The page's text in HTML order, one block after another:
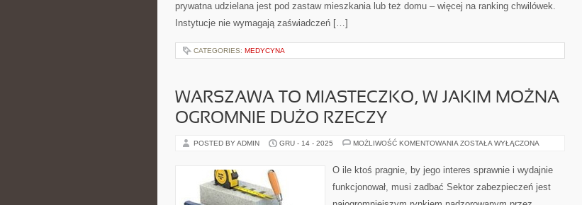
prywatna udzielana jest pod zastaw mieszkania lub też domu – więcej na ranking chwilówek.
Instytucje nie wymagają zaświadczeń […]
CATEGORIES: MEDYCYNA
WARSZAWA TO MIASTECZKO, W JAKIM MOŻNA
OGROMNIE DUŻO RZECZY
POSTED BY ADMIN GRU - 14 - 2025 MOŻLIWOŚĆ KOMENTOWANIA WARSZAWA
JAKIM
OGROMNIE
ZOSTAŁA WYŁĄCZONA
O ile ktoś pragnie, by jego interes sprawnie i wydajnie
funkcjonował, musi zadbać Sektor zabezpieczeń jest